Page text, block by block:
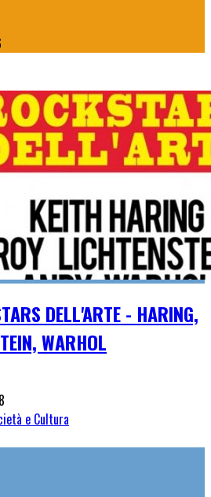
DELL'ARTE - HARING,
WARHOL
e Cultura